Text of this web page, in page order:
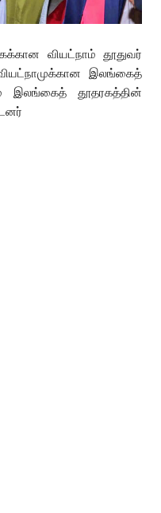
வியட்நாம் தூதுவர்
இலங்கைத்
இலங்கைத் தூதரகத்தின்